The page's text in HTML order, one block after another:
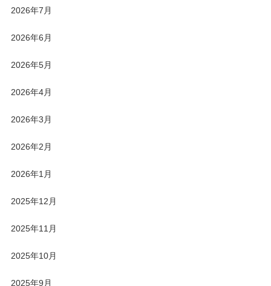
2026年7月
2026年6月
2026年5月
2026年4月
2026年3月
2026年2月
2026年1月
2025年12月
2025年11月
2025年10月
2025年9月